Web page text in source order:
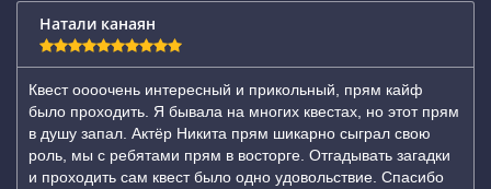
Натали канаян
Квест оооочень интересный и прикольный, прям кайф
было проходить. Я бывала на многих квестах, но этот прям
в душу запал. Актёр Никита прям шикарно сыграл свою
роль, мы с ребятами прям в восторге. Отгадывать загадки
и проходить сам квест было одно удовольствие. Спасибо